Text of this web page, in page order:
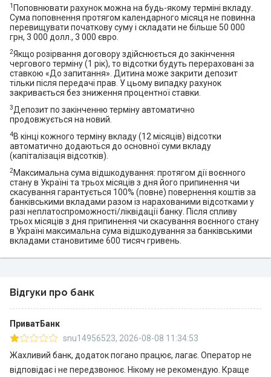
для підприємців та бізнесу в Україні та серед країн
Східної Європи, Кавказу та Центральної Азії:
https://minfin.com.ua/ua/2023/05/22/106238088/ — SME
Banking Agency оприлюднили результати щорічного
дослідження «Екосистеми для бізнесу 2023» та
Приватбанк було визнано найкращою екосистемою
банківського обслуговування малого бізнесу ЕМА:
https://minfin.com.ua/ua/2023/05/01/105056393/ —
Клієнти відзначили Приватбанк у семи «банківських»
номінаціях премії незламного фінтеху PaySpace Magazine
Awards 2022:
Приватбанк визнаний «Банком року 2022» як кращий
роздрібний, ощадний і прибутковий український банк:
https://minfin.com.ua/ua/2022/02/17/81230093/ —
Приватбанк увійшов до ТОП-3 банків, що фінансують
українських аграріїв
https://minfin.com.ua/ua/2021/02/24/60515634/ —
Приватбанк визнаний найбільш технологічним
українським Private банком — Euromoney —
https://minfin.com.ua/ua/2021/02/10/59857166/ —
Приватбанк в 2020 залучив на обслуговування рекордну
кількість підприємців —
1 Поповнювати рахунок можна на будь-якому терміні вкладу.
Сума поповнення протягом календарного місяця не повинна
перевищувати початкову суму і складати не більше 50 000
грн, 3 000 долл., 3 000 євро.
2Якщо розірвання договору здійснюється до закінчення
чергового терміну (1 рік), то відсотки будуть перераховані за
ставкою «До запитання». Дитина може закрити депозит
тільки після передачі прав. У цьому випадку рахунок
закривається без зниження процентної ставки.
3Депозит по закінченню терміну автоматично
продовжується на новий.
4В кінці кожного терміну вкладу (12 місяців) відсотки
автоматично додаються до основної суми вкладу
(капіталізація відсотків).
2Максимальна сума відшкодування: протягом дії воєнного
стану в Україні та трьох місяців з дня його припинення чи
скасування гарантується 100% (повне) повернення коштів за
банківськими вкладами разом із нарахованими відсотками у
разі неплатоспроможності/ліквідації банку. Після спливу
трьох місяців з дня припинення чи скасування воєнного стану
в Україні максимальна сума відшкодування за банківськими
вкладами становитиме 600 тисяч гривень.
Відгуки про банк
ПриватБанк
snu14956523, 2026-08-08 11:34:53
Жахливий банк, додаток погано працює, лагає. Оператор не
відповідає і не передзвонює. Нікому не рекомендую. Краще